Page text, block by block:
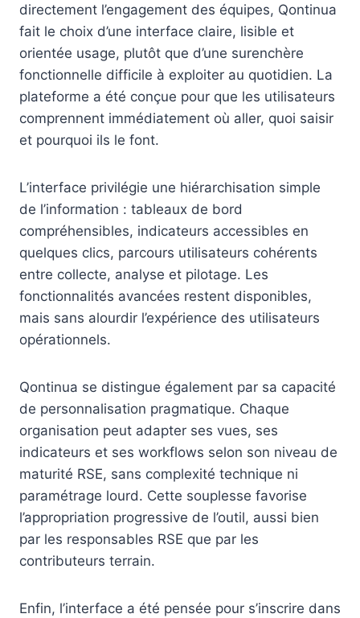
directement l’engagement des équipes, Qontinua
fait le choix d’une interface claire, lisible et
orientée usage, plutôt que d’une surenchère
fonctionnelle difficile à exploiter au quotidien. La
plateforme a été conçue pour que les utilisateurs
comprennent immédiatement où aller, quoi saisir
et pourquoi ils le font.
L’interface privilégie une hiérarchisation simple
de l’information : tableaux de bord
compréhensibles, indicateurs accessibles en
quelques clics, parcours utilisateurs cohérents
entre collecte, analyse et pilotage. Les
fonctionnalités avancées restent disponibles,
mais sans alourdir l’expérience des utilisateurs
opérationnels.
Qontinua se distingue également par sa capacité
de personnalisation pragmatique. Chaque
organisation peut adapter ses vues, ses
indicateurs et ses workflows selon son niveau de
maturité RSE, sans complexité technique ni
paramétrage lourd. Cette souplesse favorise
l’appropriation progressive de l’outil, aussi bien
par les responsables RSE que par les
contributeurs terrain.
Enfin, l’interface a été pensée pour s’inscrire dans